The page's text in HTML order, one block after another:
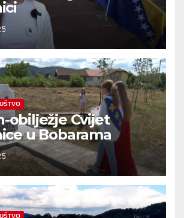
obilježje Cvijet
u Bobarama